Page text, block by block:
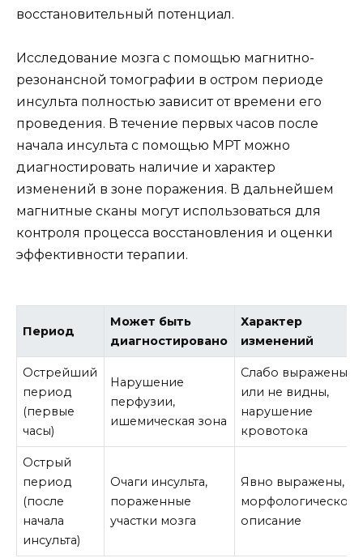
восстановительный потенциал.
Исследование мозга с помощью магнитно-
резонансной томографии в остром периоде
инсульта полностью зависит от времени его
проведения. В течение первых часов после
начала инсульта с помощью МРТ можно
диагностировать наличие и характер
изменений в зоне поражения. В дальнейшем
магнитные сканы могут использоваться для
контроля процесса восстановления и оценки
эффективности терапии.
Период
Может быть
диагностировано
Характер
изменений
Острейший
период
(первые
часы)
Нарушение
перфузии,
ишемическая зона
Слабо выражены
или не видны,
нарушение
кровотока
Острый
период
(после
начала
инсульта)
Очаги инсульта,
пораженные
участки мозга
Явно выражены,
морфологическое
описание